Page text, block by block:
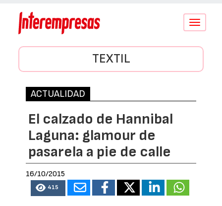
Conmutar
TEXTIL
ACTUALIDAD
El calzado de Hannibal
Laguna: glamour de
pasarela a pie de calle
16/10/2015
415